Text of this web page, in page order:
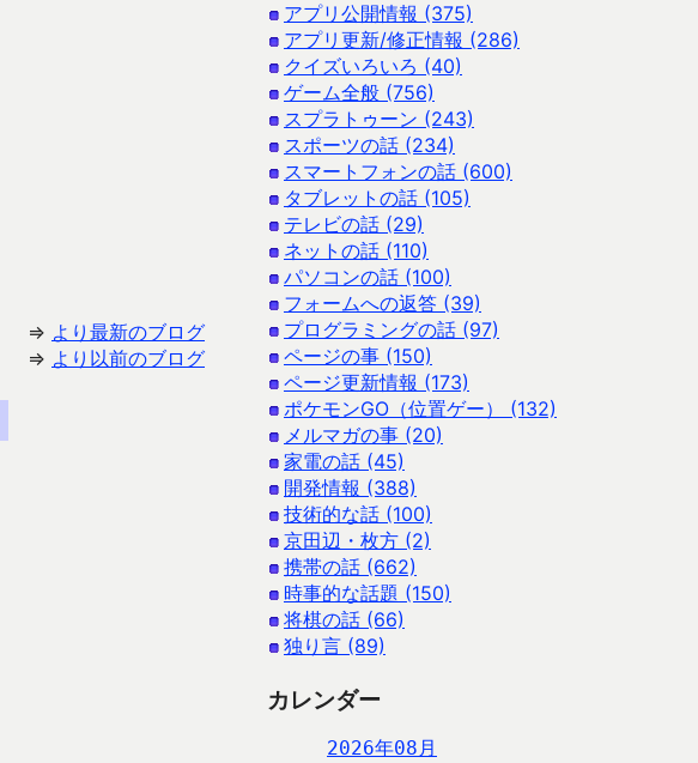
⇒ より最新のブログ
⇒ より以前のブログ
アプリ公開情報 (375)
アプリ更新/修正情報 (286)
クイズいろいろ (40)
ゲーム全般 (756)
スプラトゥーン (243)
スポーツの話 (234)
スマートフォンの話 (600)
タブレットの話 (105)
テレビの話 (29)
ネットの話 (110)
パソコンの話 (100)
フォームへの返答 (39)
プログラミングの話 (97)
ページの事 (150)
ページ更新情報 (173)
ポケモンGO（位置ゲー） (132)
メルマガの事 (20)
家電の話 (45)
開発情報 (388)
技術的な話 (100)
京田辺・枚方 (2)
携帯の話 (662)
時事的な話題 (150)
将棋の話 (66)
独り言 (89)
カレンダー
2026年08月